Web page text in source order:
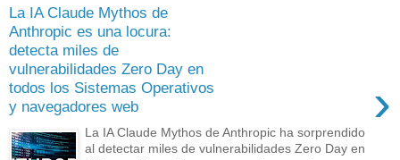
La IA Claude Mythos de
Anthropic es una locura:
detecta miles de
vulnerabilidades Zero Day en
todos los Sistemas Operativos
y navegadores web
›
La IA Claude Mythos de Anthropic ha sorprendido
al detectar miles de vulnerabilidades Zero Day en